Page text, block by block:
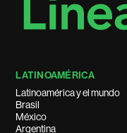
LATINOAMÉRICA
Latinoamérica y el mundo
Brasil
México
Argentina